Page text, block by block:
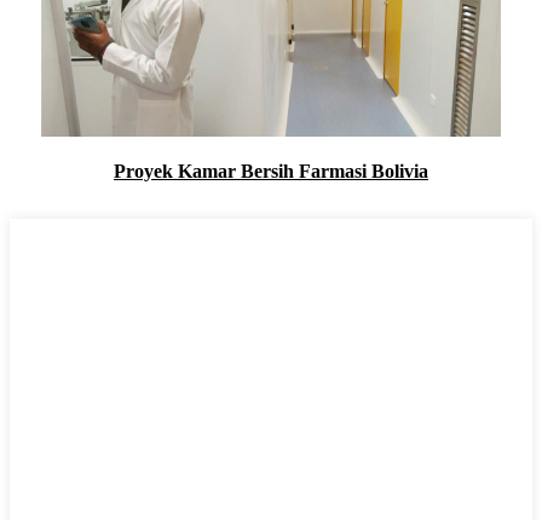
Proyek Kamar Bersih Farmasi Bolivia